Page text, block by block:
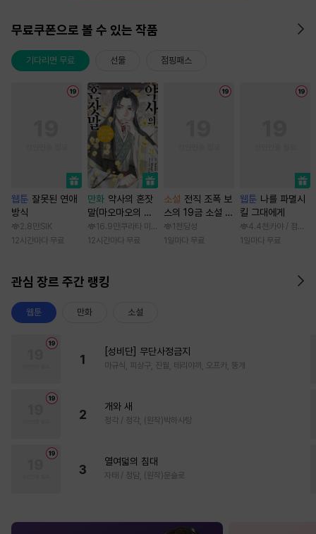
무료쿠폰으로 볼 수 있는 작품
기다리면 무료 선물 점핑패스
웹툰 잘못된 연애
방식
2.8만 SIK
12시간마다 무료
만화 약사의 혼잣
말(마오마오의 후
궁 수수께끼 풀이
수첩)
16.9만 쿠라타 미노지 / 휴우가 나츠
12시간마다 무료
소설 전직 조폭 보
스의 19금 소설 속
가정부 빙의기
1천 당성
1일마다 무료
웹툰 나를 파멸시
킬 그대에게
4.4천 카야 / 점면, (
1일마다 무료
관심 장르 주간 랭킹
웹툰 만화 소설
1
[성비단] 무단사정금지
마규식, 피상구, 진월, 테리야끼, 오프카, 뚱개
2
개와 새
정각 / 정각, (원작)박하사탕
3
열여덟의 침대
자태 / 청담, (원작)문슬로